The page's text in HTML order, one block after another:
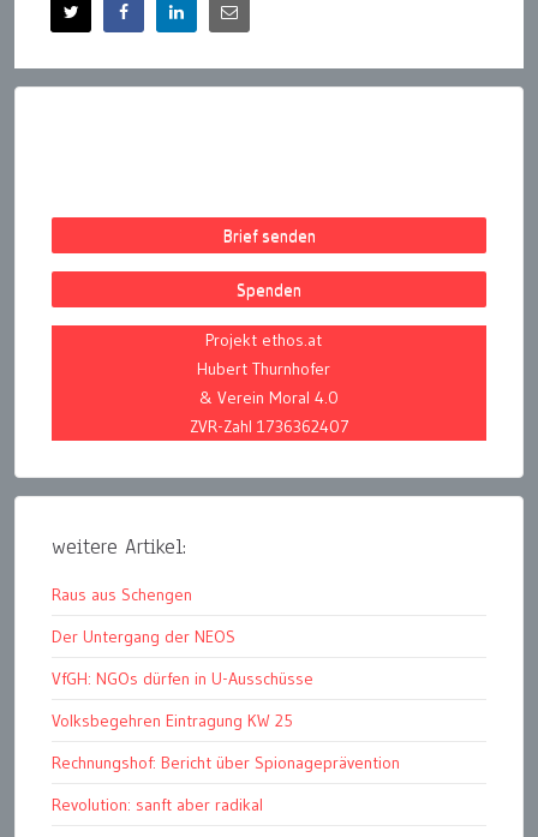
Brief senden
Spenden
Projekt ethos.at
Hubert Thurnhofer
& Verein Moral 4.0
ZVR-Zahl 1736362407
weitere Artikel:
Raus aus Schengen
Der Untergang der NEOS
VfGH: NGOs dürfen in U-Ausschüsse
Volksbegehren Eintragung KW 25
Rechnungshof: Bericht über Spionageprävention
Revolution: sanft aber radikal